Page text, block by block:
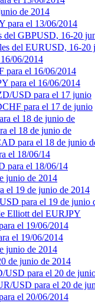
de 2014
para el 13/06/2014
del GBPUSD, 16-20
del EURUSD, 16-20
06/2014
para el 16/06/2014
para el 16/06/2014
USD para el 17 junio
para el 17 de junio
el 18 de junio de
el 18 de junio de
para el 18 de junio
el 18/06/14
para el 18/06/14
junio de 2014
el 19 de junio de 2014
para el 19 de junio
Elliott del EURJPY
el 19/06/2014
el 19/06/2014
junio de 2014
de junio de 2014
USD para el 20 de
USD para el 20 de
el 20/06/2014